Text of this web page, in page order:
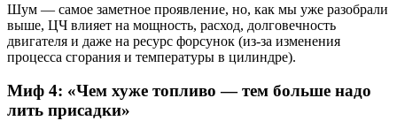
Шум — самое заметное проявление, но, как мы уже разобрали
выше, ЦЧ влияет на мощность, расход, долговечность
двигателя и даже на ресурс форсунок (из-за изменения
процесса сгорания и температуры в цилиндре).
Миф 4: «Чем хуже топливо — тем больше надо
лить присадки»